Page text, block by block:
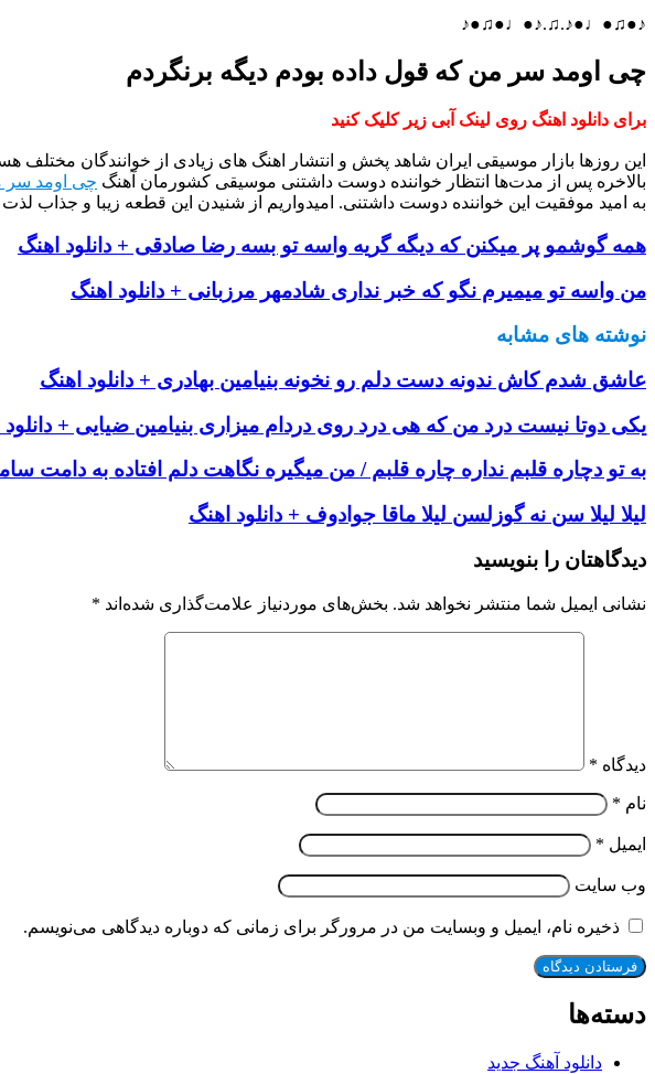
♪●♫●♩●♪.♫.♪●♩●♫●♪
چی اومد سر من که قول داده بودم دیگه برنگردم
برای دانلود اهنگ روی لینک آبی زیر کلیک کنید
این روزها بازار موسیقی ایران شاهد پخش و انتشار اهنگ های زیادی از خوانندگان
بالاخره پس از مدت‌ها انتظار خواننده دوست داشتنی موسیقی کشورمان آهنگ چی اومد سر
به امید موفقیت این خواننده دوست داشتنی. امیدواریم از شنیدن این قطعه زیبا و جذاب لذت
همه گوشمو پر میکنن که دیگه گریه واسه تو بسه رضا صادقی + دانلود اهنگ
من واسه تو میمیرم نگو که خبر نداری شادمهر مرزبانی + دانلود اهنگ
نوشته های مشابه
عاشق شدم کاش ندونه دست دلم رو نخونه بنیامین بهادری + دانلود اهنگ
یکی دوتا نیست درد من که هی درد روی دردام میزاری بنیامین ضیایی + دانلود
به تو دچاره قلبم نداره چاره قلبم / من میگیره نگاهت دلم افتاده به دامت
لیلا لیلا سن نه گوزلسن لیلا ماقا جوادوف + دانلود اهنگ
دیدگاهتان را بنویسید
نشانی ایمیل شما منتشر نخواهد شد. بخش‌های موردنیاز علامت‌گذاری شده‌اند *
دیدگاه *
نام *
ایمیل *
وب‌ سایت
ذخیره نام، ایمیل و وبسایت من در مرورگر برای زمانی که دوباره دیدگاهی می‌نویسم.
دسته‌ها
دانلود آهنگ جدید